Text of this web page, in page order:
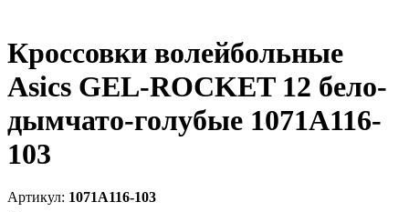
Кроссовки волейбольные
Asics GEL-ROCKET 12 бело-
дымчато-голубые 1071A116-
103
1071A116-103